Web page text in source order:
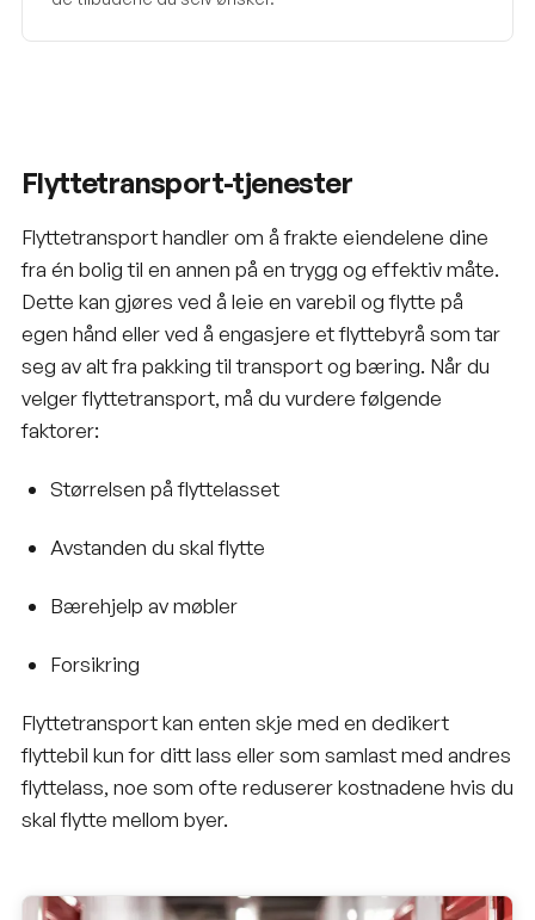
Flyttetransport-tjenester
Flyttetransport handler om å frakte eiendelene dine
fra én bolig til en annen på en trygg og effektiv måte.
Dette kan gjøres ved å leie en varebil og flytte på
egen hånd eller ved å engasjere et flyttebyrå som tar
seg av alt fra pakking til transport og bæring. Når du
velger flyttetransport, må du vurdere følgende
faktorer:
Størrelsen på flyttelasset
Avstanden du skal flytte
Bærehjelp av møbler
Forsikring
Flyttetransport kan enten skje med en dedikert
flyttebil kun for ditt lass eller som samlast med andres
flyttelass, noe som ofte reduserer kostnadene hvis du
skal flytte mellom byer.